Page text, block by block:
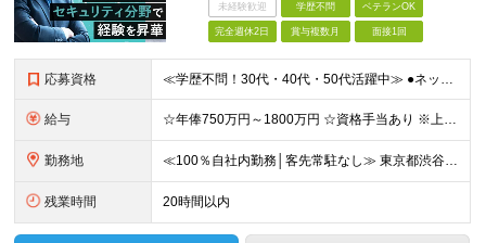
未経験歓迎 学歴不問 ベテランOK
完全週休2日 賞与複数月 面接1回
応募資格 ≪学歴不問！30代・40代・50代活躍中≫ ●ネットワーク・サーバー設計・構築経験をお持ちの方（5年以上を想定） ●セキュリティ分野での設計・構築・運用保守経験をお持ちの方（3年以上を想定） ＼転職
給与 ☆年俸750万円～1800万円 ☆資格手当あり ※上記金額を12分割した金額を支給します ※固定残業手当(45時間/月、156,800円～)を含む。超過分は別途支給します。 ※試用期間は3か月（試用
勤務地 ≪100％自社内勤務│客先常駐なし≫ 東京都渋谷区千駄ヶ谷5丁目31番11号 住友不動産新宿南口ビル16階 ※（変更の範囲）上記を除く当社関連勤務地
残業時間 20時間以内